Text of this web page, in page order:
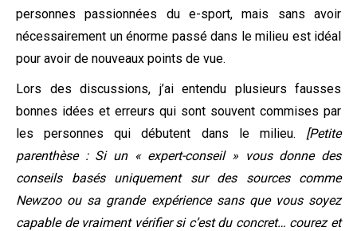
personnes passionnées du e-sport, mais sans avoir
nécessairement un énorme passé dans le milieu est idéal
pour avoir de nouveaux points de vue.
Lors des discussions, j’ai entendu plusieurs fausses
bonnes idées et erreurs qui sont souvent commises par
les personnes qui débutent dans le milieu. [Petite
parenthèse : Si un « expert-conseil » vous donne des
conseils basés uniquement sur des sources comme
Newzoo ou sa grande expérience sans que vous soyez
capable de vraiment vérifier si c’est du concret… courez et